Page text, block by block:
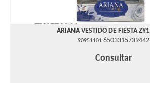
ARIANA VESTIDO DE FIESTA
90951101 6503315739442
Consultar